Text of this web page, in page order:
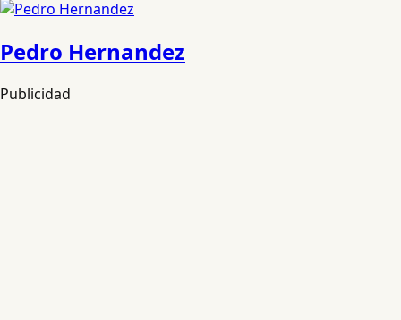
Pedro Hernandez
Publicidad